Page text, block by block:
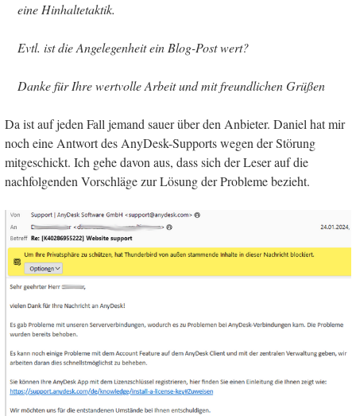
eine Hinhaltetaktik.
Evtl. ist die Angelegenheit ein Blog-Post wert?
Danke für Ihre wertvolle Arbeit und mit freundlichen Grüßen
Da ist auf jeden Fall jemand sauer über den Anbieter. Daniel hat mir
noch eine Antwort des AnyDesk-Supports wegen der Störung
mitgeschickt. Ich gehe davon aus, dass sich der Leser auf die
nachfolgenden Vorschläge zur Lösung der Probleme bezieht.